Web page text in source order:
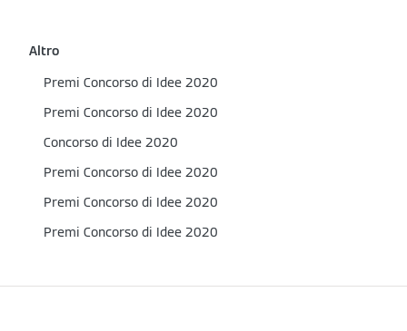
Altro
Premi Concorso di Idee 2020
Premi Concorso di Idee 2020
Concorso di Idee 2020
Premi Concorso di Idee 2020
Premi Concorso di Idee 2020
Premi Concorso di Idee 2020